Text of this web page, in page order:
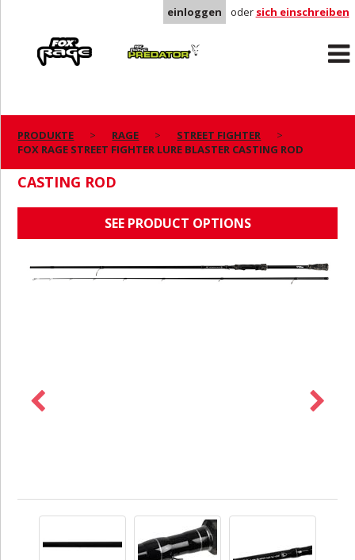
einloggen oder sich einschreiben
Predator
PRODUKTE RAGE
STREET FIGHTER
FOX RAGE STREET FIGHTER LURE BLASTER CASTING ROD
CASTING ROD
SEE PRODUCT OPTIONS